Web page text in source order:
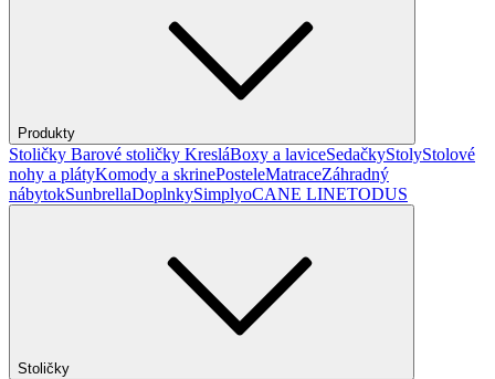
Produkty
Stoličky Barové stoličky KresláBoxy a laviceSedačkyStolyStolové
nohy a plátyKomody a skrinePosteleMatraceZáhradný
nábytokSunbrellaDoplnkySimplyoCANE LINETODUS
Stoličky